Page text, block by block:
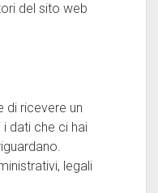
del sito web
di ricevere un
dati che ci hai
legali